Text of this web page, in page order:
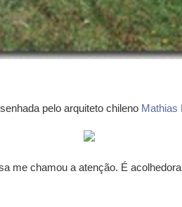
pelo arquiteto chileno Mathias
me chamou a atenção. É